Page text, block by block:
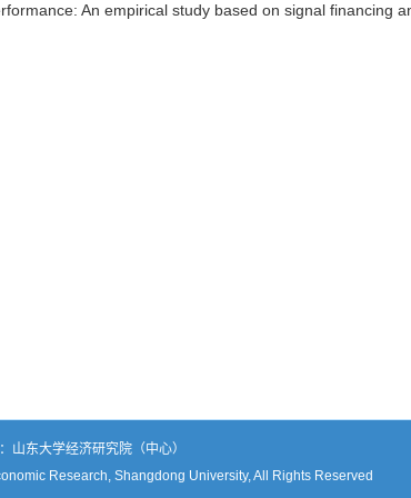
An empirical study based on signal financing
山东大学经济研究院（中心）
Research, Shangdong University, All Rights Reserved